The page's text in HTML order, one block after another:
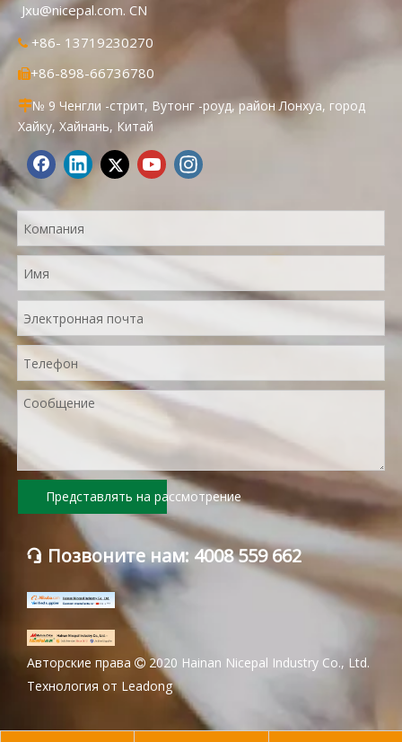
Jxu@nicepal.com. CN
 +86- 13719230270
+86-898-66736780
№ 9 Ченгли -стрит, Вутонг -роуд, район Лонхуа, город
Хайку, Хайнань, Китай
Представлять на рассмотрение
 Позвоните нам: 4008 559 662
Авторские права  2020 Hainan Nicepal Industry Co., Ltd.
Технология от Leadong